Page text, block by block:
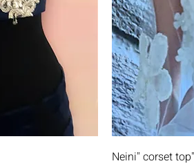
"Neini" corset top